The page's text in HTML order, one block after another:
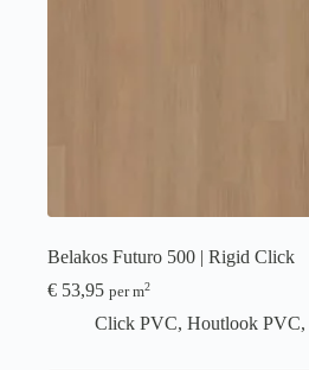
Belakos Futuro 500 | Rigid Click
€ 53,95 per m2
Click PVC, Houtlook PVC,